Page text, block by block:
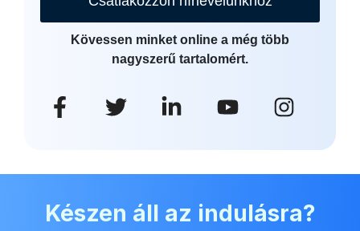
Kövessen minket online a még több
nagyszerű tartalomért.
Készen áll az indulásra?